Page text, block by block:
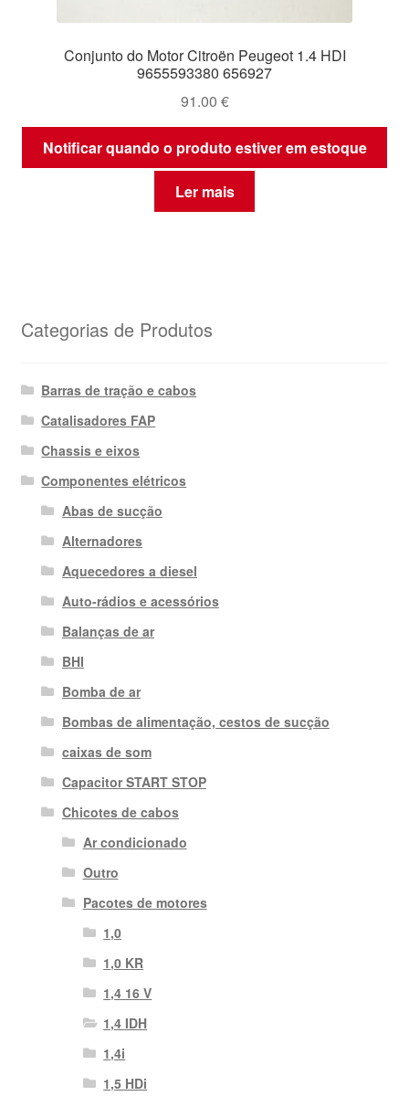
Conjunto do Motor Citroën Peugeot 1.4 HDI
9655593380 656927
91.00 €
Notificar quando o produto estiver em estoque
Ler mais
Categorias de Produtos
Barras de tração e cabos
Catalisadores FAP
Chassis e eixos
Componentes elétricos
Abas de sucção
Alternadores
Aquecedores a diesel
Auto-rádios e acessórios
Balanças de ar
BHI
Bomba de ar
Bombas de alimentação, cestos de sucção
caixas de som
Capacitor START STOP
Chicotes de cabos
Ar condicionado
Outro
Pacotes de motores
1,0
1,0 KR
1,4 16 V
1,4 IDH
1,4i
1,5 HDi